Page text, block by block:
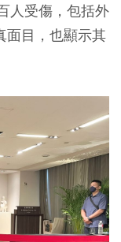
人受傷，包括外
面目，也顯示其